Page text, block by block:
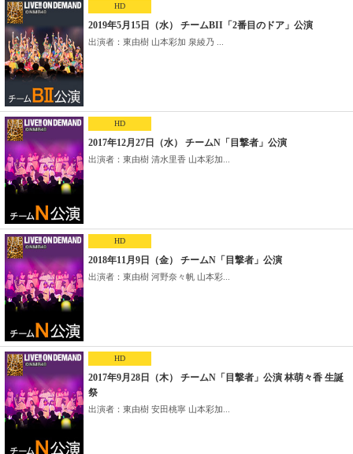
HD
2019年5月15日（水） チームBII「2番目のドア」公演
出演者：東由樹 山本彩加 泉綾乃 ...
HD
2017年12月27日（水） チームN「目撃者」公演
出演者：東由樹 清水里香 山本彩加...
HD
2018年11月9日（金） チームN「目撃者」公演
出演者：東由樹 河野奈々帆 山本彩...
HD
2017年9月28日（木） チームN「目撃者」公演 林萌々香 生誕
祭
出演者：東由樹 安田桃寧 山本彩加...